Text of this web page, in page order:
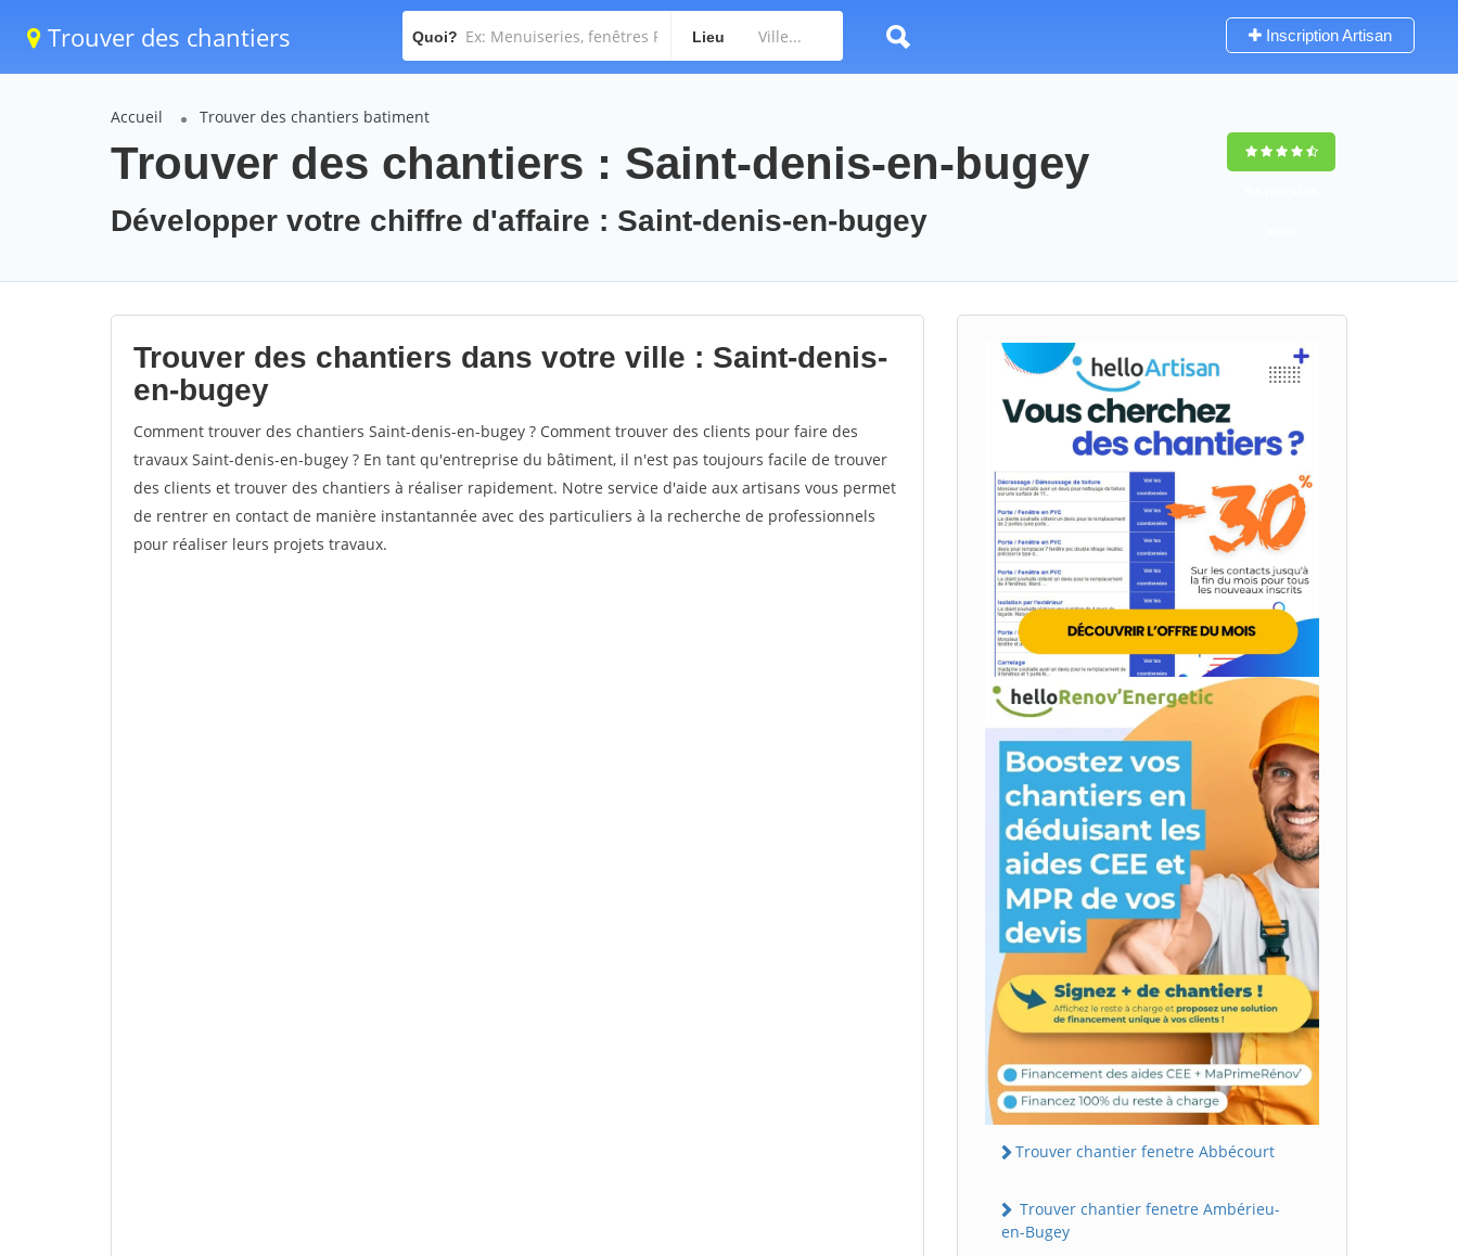
Trouver des chantiers Quoi? Lieu Inscription Artisan
Accueil Trouver des chantiers batiment
Trouver des chantiers : Saint-denis-en-bugey
Développer votre chiffre d'affaire : Saint-denis-en-bugey
Trouver des chantiers dans votre ville : Saint-denis-
en-bugey
Comment trouver des chantiers Saint-denis-en-bugey ? Comment trouver des clients pour faire des
travaux Saint-denis-en-bugey ? En tant qu'entreprise du bâtiment, il n'est pas toujours facile de trouver
des clients et trouver des chantiers à réaliser rapidement. Notre service d'aide aux artisans vous permet
de rentrer en contact de manière instantannée avec des particuliers à la recherche de professionnels
pour réaliser leurs projets travaux.
Trouver chantier fenetre Abbécourt
Trouver chantier fenetre Ambérieu-
en-Bugey